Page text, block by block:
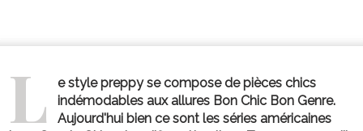
L
e style preppy se compose de pièces chics
indémodables aux allures Bon Chic Bon Genre.
Aujourd'hui bien ce sont les séries américaines